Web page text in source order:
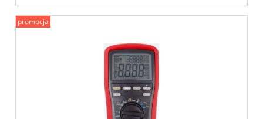
promocja